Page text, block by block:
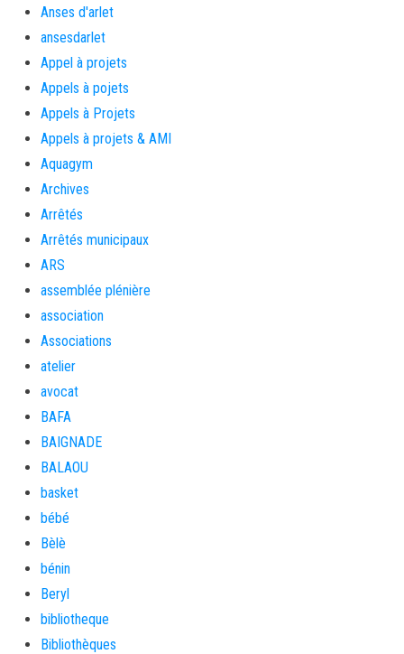
Anses d'arlet
ansesdarlet
Appel à projets
Appels à pojets
Appels à Projets
Appels à projets & AMI
Aquagym
Archives
Arrêtés
Arrêtés municipaux
ARS
assemblée plénière
association
Associations
atelier
avocat
BAFA
BAIGNADE
BALAOU
basket
bébé
Bèlè
bénin
Beryl
bibliotheque
Bibliothèques